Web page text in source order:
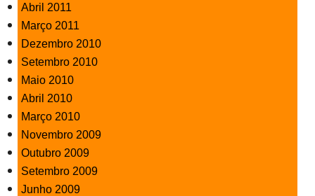
Abril 2011
Março 2011
Dezembro 2010
Setembro 2010
Maio 2010
Abril 2010
Março 2010
Novembro 2009
Outubro 2009
Setembro 2009
Junho 2009